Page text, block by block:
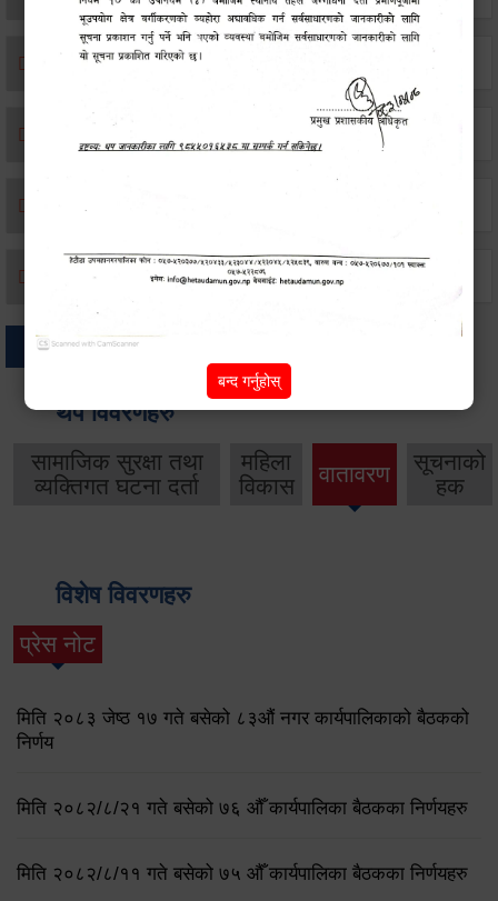
सम्बन्ध विच्छेद दर्ता
जन्म दर्ता
अन्य
थप विवरणहरु
सामाजिक सुरक्षा तथा
व्यक्तिगत घटना दर्ता
महिला
विकास
वातावरण
सूचनाको
हक
विशेष विवरणहरु
प्रेस नोट
मिति २०८३ जेष्ठ १७ गते बसेको ८३औं नगर कार्यपालिकाको बैठकको
निर्णय
मिति २०८२/८/२१ गते बसेको ७६ औँ कार्यपालिका बैठकका निर्णयहरु
मिति २०८२/८/११ गते बसेको ७५ औँ कार्यपालिका बैठकका निर्णयहरु
बन्द गर्नुहोस्